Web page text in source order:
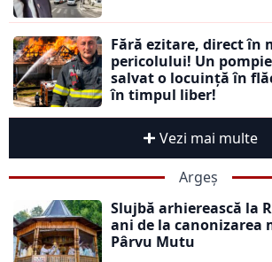
Fără ezitare, direct în
pericolului! Un
salvat o locuință în
în timpul liber!
Vezi mai multe
Argeș
Slujbă arhierească la
ani de la canonizarea
Pârvu Mutu